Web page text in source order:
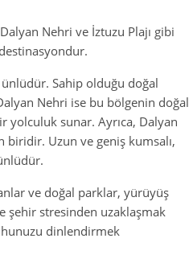
Nehri ve İztuzu Plajı gibi
ünlüdür. Sahip olduğu doğal
Nehri ise bu bölgenin doğal
yolculuk sunar. Ayrıca, Dalyan
biridir. Uzun ve geniş kumsalı,
ve doğal parklar, yürüyüş
şehir stresinden uzaklaşmak
dinlendirmek